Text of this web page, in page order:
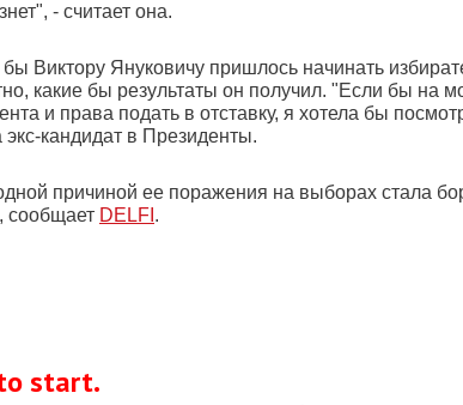
- считает она.
Виктору Януковичу пришлось начинать
какие бы результаты он получил. "Если бы на
и права подать в отставку, я хотела бы
кандидат в Президенты.
причиной ее поражения на выборах стала
сообщает DELFI .
start.